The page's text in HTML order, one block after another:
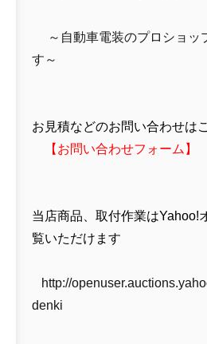
～自動車電装のプロショッ
す～
お見積などのお問い合わせは
【 お問い合わせフォーム 】
当店商品、取付作業はYahoo!
覧いただけます
http://
denki